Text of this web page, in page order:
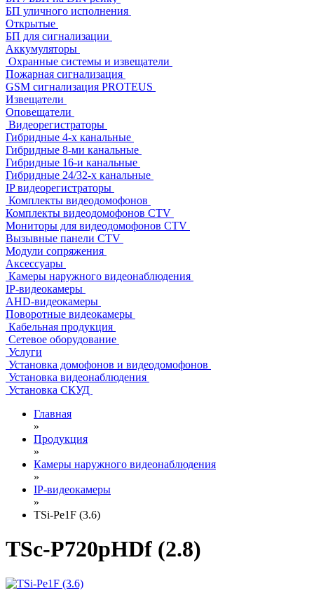
БП уличного исполнения
Открытые
БП для сигнализации
Аккумуляторы
Охранные системы и извещатели
Пожарная сигнализация
GSM сигнализация PROTEUS
Извещатели
Оповещатели
Видеорегистраторы
Гибридные 4-х канальные
Гибридные 8-ми канальные
Гибридные 16-и канальные
Гибридные 24/32-х канальные
IP видеорегистраторы
Комплекты видеодомофонов
Комплекты видеодомофонов CTV
Мониторы для видеодомофонов CTV
Вызывные панели CTV
Модули сопряжения
Аксессуары
Камеры наружного видеонаблюдения
IP-видеокамеры
AHD-видеокамеры
Поворотные видеокамеры
Кабельная продукция
Сетевое оборудование
Услуги
Установка домофонов и видеодомофонов
Установка видеонаблюдения
Установка СКУД
Главная
»
Продукция
»
Камеры наружного видеонаблюдения
»
IP-видеокамеры
»
TSi-Pe1F (3.6)
TSc-P720pHDf (2.8)